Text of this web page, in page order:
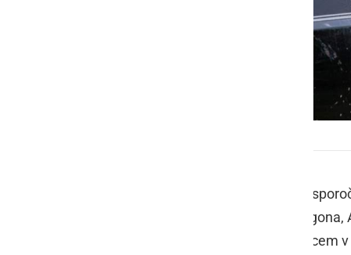
Javno podjetje Komunala Radgona
napaja prebivalce občin Gornja
prvi vrsti namenjena oskrbi prebivalcem